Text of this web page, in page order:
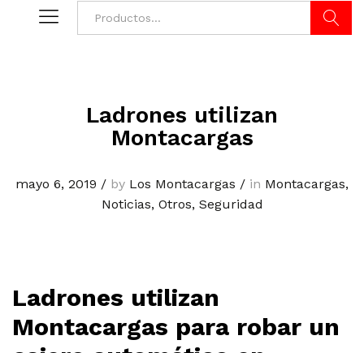
Ladrones utilizan
Montacargas
mayo 6, 2019 / by Los Montacargas / in Montacargas,
Noticias, Otros, Seguridad
Ladrones utilizan
Montacargas para robar un